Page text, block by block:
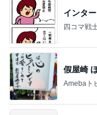
インタ
四コマ戦
假屋崎
Amebaト